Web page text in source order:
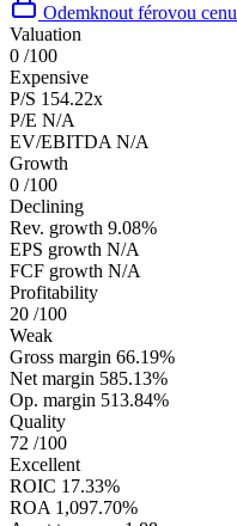
Odemknout férovou cenu
Valuation
0 /100
Expensive
P/S 154.22x
P/E N/A
EV/EBITDA N/A
Growth
0 /100
Declining
Rev. growth 9.08%
EPS growth N/A
FCF growth N/A
Profitability
20 /100
Weak
Gross margin 66.19%
Net margin 585.13%
Op. margin 513.84%
Quality
72 /100
Excellent
ROIC 17.33%
ROA 1,097.70%